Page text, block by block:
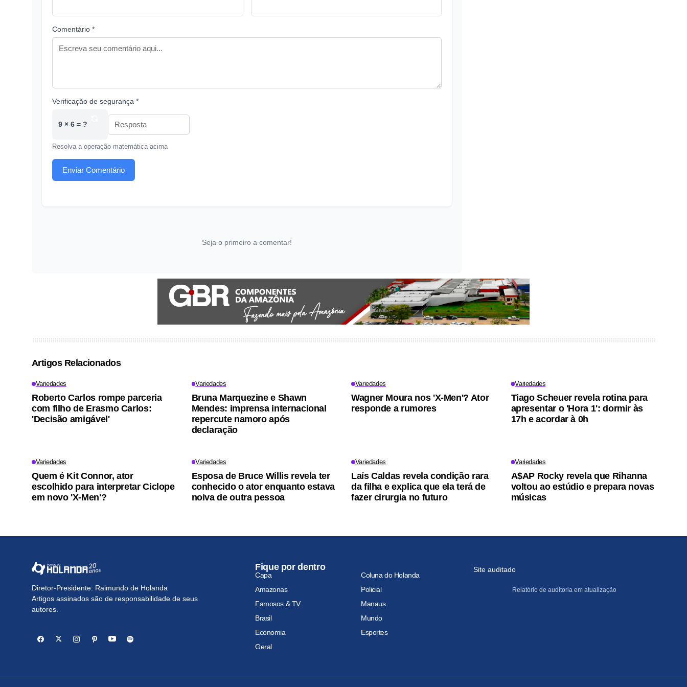
Comentário *
Verificação de segurança *
9 × 6 = ?
Resolva a operação matemática acima
Enviar Comentário
Seja o primeiro a comentar!
Artigos Relacionados
Variedades
Roberto Carlos rompe parceria
com filho de Erasmo Carlos:
'Decisão amigável'
Variedades
Bruna Marquezine e Shawn
Mendes: imprensa internacional
repercute namoro após
declaração
Variedades
Wagner Moura nos 'X-Men'? Ator
responde a rumores
Variedades
Tiago Scheuer revela rotina para
apresentar o 'Hora 1': dormir às
17h e acordar à 0h
Variedades
Quem é Kit Connor, ator
escolhido para interpretar Ciclope
em novo 'X-Men'?
Variedades
Esposa de Bruce Willis revela ter
conhecido o ator enquanto estava
noiva de outra pessoa
Variedades
Laís Caldas revela condição rara
da filha e explica que ela terá de
fazer cirurgia no futuro
Variedades
A$AP Rocky revela que Rihanna
voltou ao estúdio e prepara novas
músicas
Diretor-Presidente: Raimundo de Holanda
Artigos assinados são de responsabilidade de seus
autores.
Fique por dentro
Capa
Coluna do Holanda
Amazonas
Policial
Famosos & TV
Manaus
Brasil
Mundo
Economia
Esportes
Geral
Site auditado
Relatório de auditoria em atualização